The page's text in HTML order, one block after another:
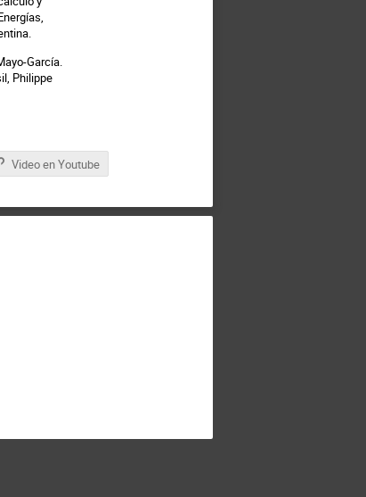
García.
Philippe
Video en Youtube